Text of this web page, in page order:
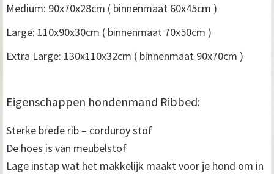
Medium: 90x70x28cm ( binnenmaat 60x45cm )
Large: 110x90x30cm ( binnenmaat 70x50cm )
Extra Large: 130x110x32cm ( binnenmaat 90x70cm )
Eigenschappen hondenmand Ribbed:
Sterke brede rib – corduroy stof
De hoes is van meubelstof
Lage instap wat het makkelijk maakt voor je hond om in